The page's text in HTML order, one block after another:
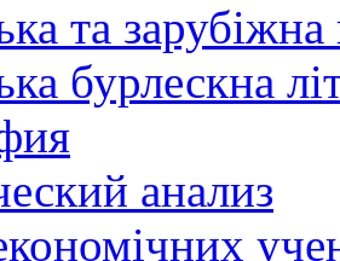
та зарубіжна
бурлескна
анализ